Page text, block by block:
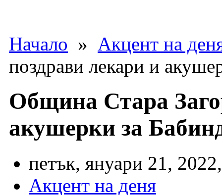
Начало » Акцент на
поздрави лекари и
Община Стара
акушерки за
петък, януари 21,
Акцент на деня